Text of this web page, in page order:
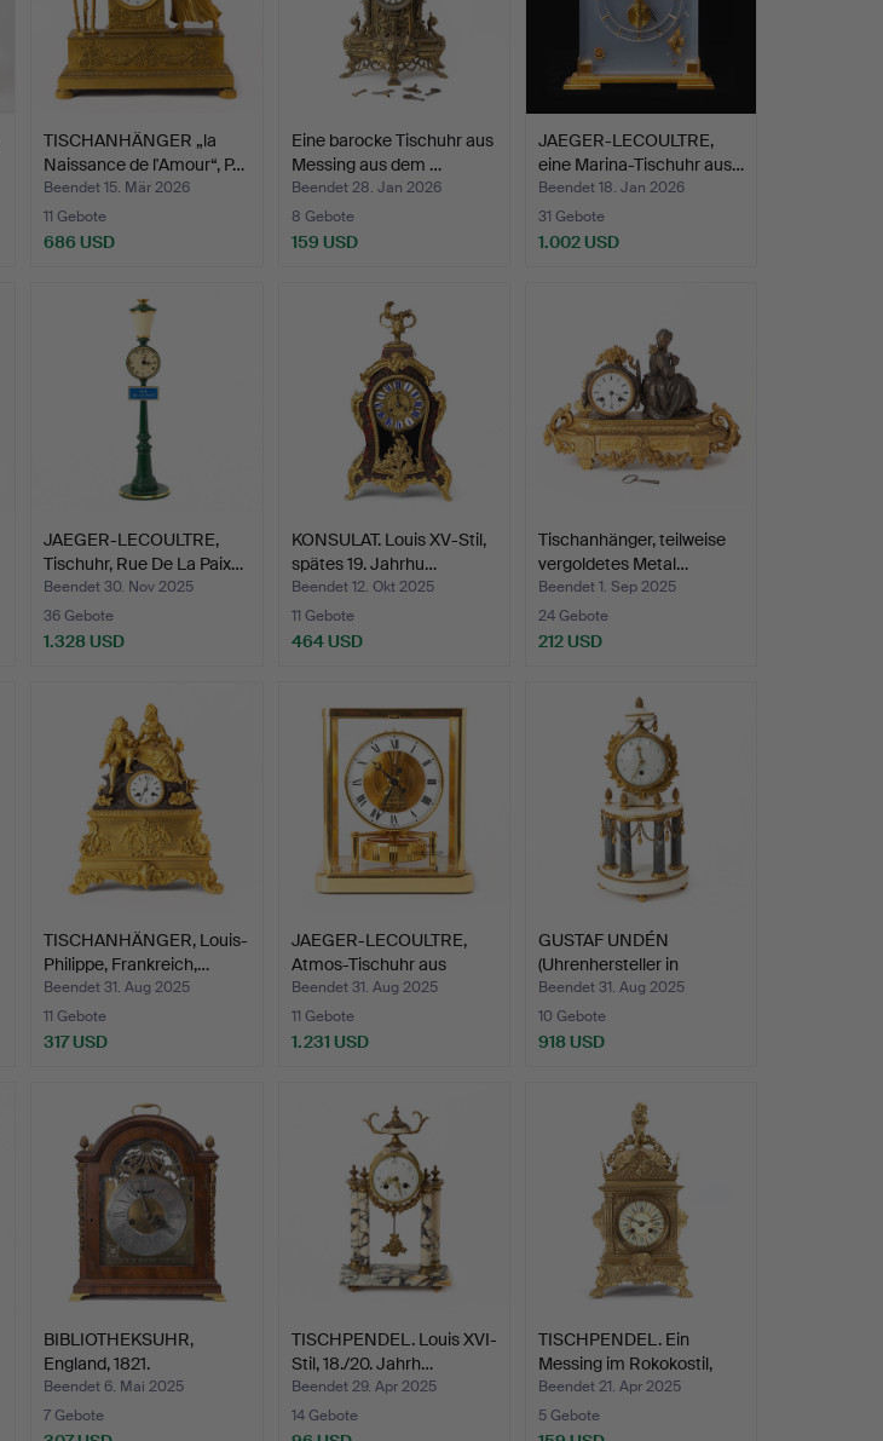
TISCHANHÄNGER „la
Naissance de l'Amour“, P…
Beendet 15. Mär 2026
11 Gebote
686 USD
Eine barocke Tischuhr aus
Messing aus dem …
Beendet 28. Jan 2026
8 Gebote
159 USD
JAEGER-LECOULTRE,
eine Marina-Tischuhr aus…
Beendet 18. Jan 2026
31 Gebote
1.002 USD
JAEGER-LECOULTRE,
Tischuhr, Rue De La Paix…
Beendet 30. Nov 2025
36 Gebote
1.328 USD
KONSULAT. Louis XV-Stil,
spätes 19. Jahrhu…
Beendet 12. Okt 2025
11 Gebote
464 USD
Tischanhänger, teilweise
vergoldetes Metal…
Beendet 1. Sep 2025
24 Gebote
212 USD
TISCHANHÄNGER, Louis-
Philippe, Frankreich,…
Beendet 31. Aug 2025
11 Gebote
317 USD
JAEGER-LECOULTRE,
Atmos-Tischuhr aus
Messi…
Beendet 31. Aug 2025
11 Gebote
1.231 USD
GUSTAF UNDÉN
(Uhrenhersteller in
Stockholm…
Beendet 31. Aug 2025
10 Gebote
918 USD
BIBLIOTHEKSUHR,
England, 1821.
Beendet 6. Mai 2025
7 Gebote
TISCHPENDEL. Louis XVI-
Stil, 18./20. Jahrh…
Beendet 29. Apr 2025
14 Gebote
TISCHPENDEL. Ein
Messing im Rokokostil,
18…
Beendet 21. Apr 2025
5 Gebote